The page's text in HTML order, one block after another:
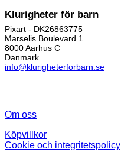
Klurigheter för barn
Pixart - DK26863775
Marselis Boulevard 1
8000 Aarhus C
Danmark
info@klurigheterforbarn.se
Om oss
Köpvillkor
Cookie och integritetspolicy